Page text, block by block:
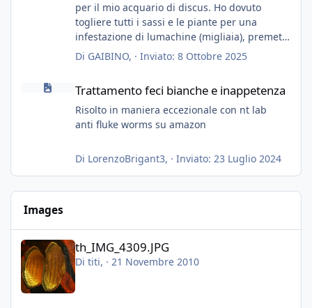
per il mio acquario di discus. Ho dovuto
togliere tutti i sassi e le piante per una
infestazione di lumachine (migliaia), premetto
che ho 3 discus, 8 coridoras, e una ventina di
cardinali, e tre pulitori in una vasca con 200
Ho già tolto migliaia di lumachine e non
esagero.
Ora vorrei togliere tutto il fondo che ho, scuro
che fatico a togliere senza rimuovere il fondo.
Vorrei quindi togliere tutto (il fondo dopo
nel caso sia troppo estrema dopo un fondo
color terra di siena bruciata).
Posso togliere il fondo magari piano piano, in
piu giorni, ed inserire la sabbia nuova (senza
nessun tipo di fretta), evitando di togliere i
Di GAIBINO, · Inviato: 8 Ottobre 2025
Trattamento feci bianche e inappetenza
Trattamento feci bianche e inappetenza
Risolto in maniera eccezionale con nt lab
anti fluke worms su amazon
Di LorenzoBrigant3, · Inviato: 23 Luglio 2024
Images
th_IMG_4309.JPG
Di titi, · 21 Novembre 2010